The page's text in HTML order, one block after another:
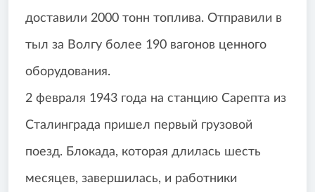
доставили 2000 тонн топлива. Отправили в
тыл за Волгу более 190 вагонов ценного
оборудования.
2 февраля 1943 года на станцию Сарепта из
Сталинграда пришел первый грузовой
поезд. Блокада, которая длилась шесть
месяцев, завершилась, и работники